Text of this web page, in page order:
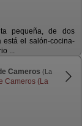
pequeña, de dos
está el salón-cocina-
...
Cameros (La
Cameros (La